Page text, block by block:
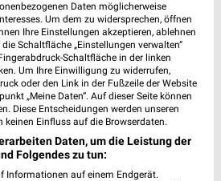
& Aktionen für Hoyerswerda
und aktuelle Angebote für
Daten möglicherweise
Um dem zu widersprechen, öffnen
Ihre Einstellungen akzeptieren, ablehnen
Schaltfläche „Einstellungen verwalten“
Schaltfläche in der linken
Um Ihre Einwilligung zu widerrufen,
oder den Link in der Fußzeile der Website
„Meine Daten“. Auf dieser Seite können
Diese Entscheidungen werden unseren
Einfluss auf die Browserdaten.
Daten, um die Leistung der
Folgendes zu tun:
Informationen auf einem Endgerät.